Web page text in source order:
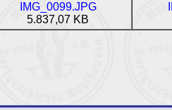
IMG_0099.JPG
5.837,07 KB